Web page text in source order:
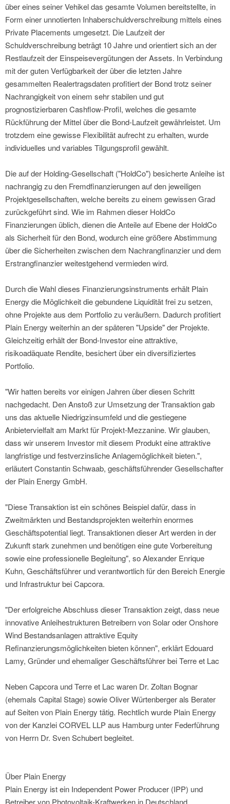
über eines seiner Vehikel das gesamte Volumen bereitstellte, in
Form einer unnotierten Inhaberschuldverschreibung mittels eines
Private Placements umgesetzt. Die Laufzeit der
Schuldverschreibung beträgt 10 Jahre und orientiert sich an der
Restlaufzeit der Einspeisevergütungen der Assets. In Verbindung
mit der guten Verfügbarkeit der über die letzten Jahre
gesammelten Realertragsdaten profitiert der Bond trotz seiner
Nachrangigkeit von einem sehr stabilen und gut
prognostizierbaren Cashflow-Profil, welches die gesamte
Rückführung der Mittel über die Bond-Laufzeit gewährleistet. Um
trotzdem eine gewisse Flexibilität aufrecht zu erhalten, wurde
individuelles und variables Tilgungsprofil gewählt.
Die auf der Holding-Gesellschaft ("HoldCo") besicherte Anleihe ist
nachrangig zu den Fremdfinanzierungen auf den jeweiligen
Projektgesellschaften, welche bereits zu einem gewissen Grad
zurückgeführt sind. Wie im Rahmen dieser HoldCo
Finanzierungen üblich, dienen die Anteile auf Ebene der HoldCo
als Sicherheit für den Bond, wodurch eine größere Abstimmung
über die Sicherheiten zwischen dem Nachrangfinanzier und dem
Erstrangfinanzier weitestgehend vermieden wird.
Durch die Wahl dieses Finanzierungsinstruments erhält Plain
Energy die Möglichkeit die gebundene Liquidität frei zu setzen,
ohne Projekte aus dem Portfolio zu veräußern. Dadurch profitiert
Plain Energy weiterhin an der späteren "Upside" der Projekte.
Gleichzeitig erhält der Bond-Investor eine attraktive,
risikoadäquate Rendite, besichert über ein diversifiziertes
Portfolio.
"Wir hatten bereits vor einigen Jahren über diesen Schritt
nachgedacht. Den Anstoß zur Umsetzung der Transaktion gab
uns das aktuelle Niedrigzinsumfeld und die gestiegene
Anbietervielfalt am Markt für Projekt-Mezzanine. Wir glauben,
dass wir unserem Investor mit diesem Produkt eine attraktive
langfristige und festverzinsliche Anlagemöglichkeit bieten.",
erläutert Constantin Schwaab, geschäftsführender Gesellschafter
der Plain Energy GmbH.
"Diese Transaktion ist ein schönes Beispiel dafür, dass in
Zweitmärkten und Bestandsprojekten weiterhin enormes
Geschäftspotential liegt. Transaktionen dieser Art werden in der
Zukunft stark zunehmen und benötigen eine gute Vorbereitung
sowie eine professionelle Begleitung", so Alexander Enrique
Kuhn, Geschäftsführer und verantwortlich für den Bereich Energie
und Infrastruktur bei Capcora.
"Der erfolgreiche Abschluss dieser Transaktion zeigt, dass neue
innovative Anleihestrukturen Betreibern von Solar oder Onshore
Wind Bestandsanlagen attraktive Equity
Refinanzierungsmöglichkeiten bieten können", erklärt Edouard
Lamy, Gründer und ehemaliger Geschäftsführer bei Terre et Lac
Neben Capcora und Terre et Lac waren Dr. Zoltan Bognar
(ehemals Capital Stage) sowie Oliver Würtenberger als Berater
auf Seiten von Plain Energy tätig. Rechtlich wurde Plain Energy
von der Kanzlei CORVEL LLP aus Hamburg unter Federführung
von Herrn Dr. Sven Schubert begleitet.
Über Plain Energy
Plain Energy ist ein Independent Power Producer (IPP) und
Betreiber von Photovoltaik-Kraftwerken in Deutschland,